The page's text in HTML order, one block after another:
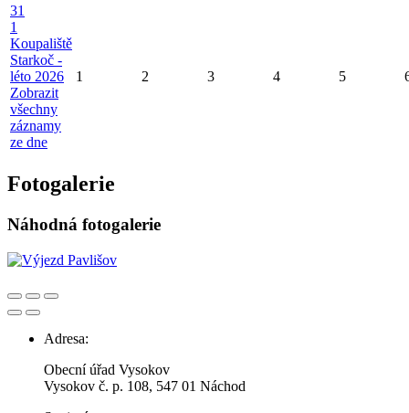
31
1
Koupaliště
Starkoč -
léto 2026
Zobrazit
všechny
záznamy
ze dne
1 2 3 4 5
Fotogalerie
Náhodná fotogalerie
Adresa:
Obecní úřad Vysokov
Vysokov č. p. 108, 547 01 Náchod